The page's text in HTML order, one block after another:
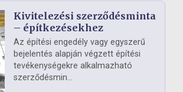
Kivitelezési szerződésminta
– építkezésekhez
Az építési engedély vagy egyszerű
bejelentés alapján végzett építési
tevékenységekre alkalmazható
szerződésmin...